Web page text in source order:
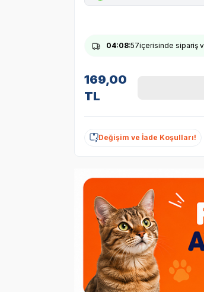
04:08:57içerisinde sipariş
169,00
TL
Değişim ve İade Koşulları!